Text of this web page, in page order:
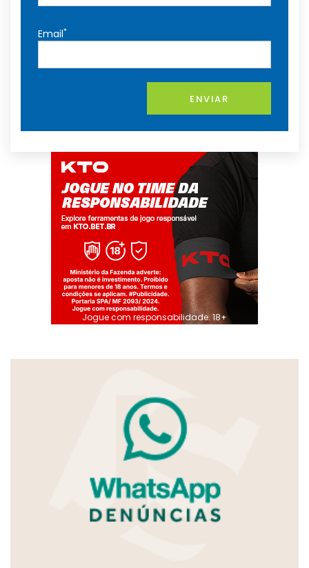
Email*
ENVIAR
Jogue com responsabilidade. 18+